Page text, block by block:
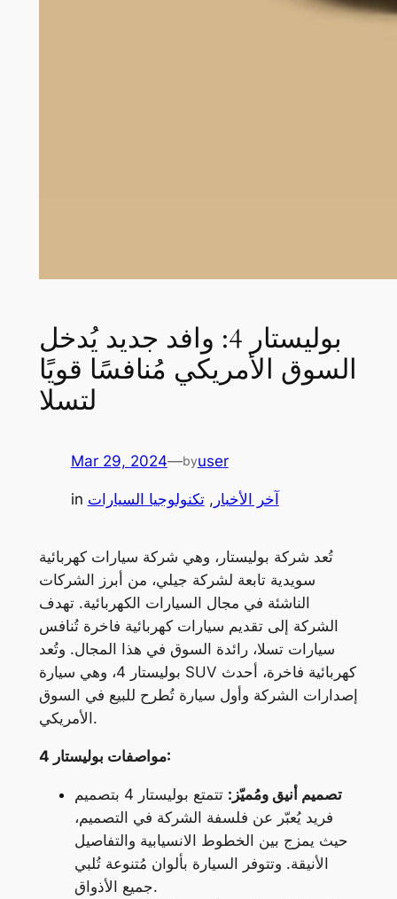
بوليستار 4: وافد جديد يُدخل
السوق الأمريكي مُنافسًا قويًا
لتسلا
Mar 29, 2024—byuser
in آخر الأخبار , تكنولوجيا السيارات
تُعد شركة بوليستار، وهي شركة سيارات كهربائية
سويدية تابعة لشركة جيلي، من أبرز الشركات
الناشئة في مجال السيارات الكهربائية. تهدف
الشركة إلى تقديم سيارات كهربائية فاخرة تُنافس
سيارات تسلا، رائدة السوق في هذا المجال. وتُعد
بوليستار 4، وهي سيارة SUV كهربائية فاخرة، أحدث
إصدارات الشركة وأول سيارة تُطرح للبيع في السوق
الأمريكي.
مواصفات بوليستار 4:
تصميم أنيق ومُميّز:
تتمتع بوليستار 4 بتصميم
فريد يُعبّر عن فلسفة الشركة في التصميم،
حيث يمزج بين الخطوط الانسيابية والتفاصيل
الأنيقة. وتتوفر السيارة بألوان مُتنوعة تُلبي
جميع الأذواق.